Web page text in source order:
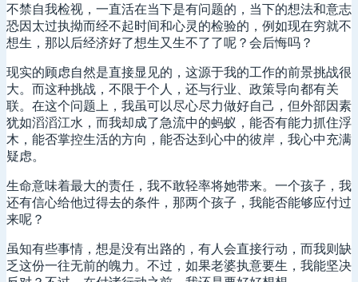
不禁自我检视，一直活在当下是有问题的，当下的想法和意志
恐因太过执拗而经不起时间和心灵的检验的，例如现在穷就不
想生，那以后经济好了想生又生不了了呢？会后悔吗？
现实的顾虑自然是直接显见的，这源于我的工作的前景挑战很
大。而这种挑战，不限于个人，还与行业、政策导向都有关
联。在这个问题上，我虽可以尽心尽力做好自己，但外部因素
犹如滔滔江水，而我却成了急流中的蚂蚁，能否有能力抓住浮
木，能否掌控生活的方向，能否达到心中的彼岸，我心中充满
疑虑。
生命意味着最大的责任，我不敢轻率将她带来。一个孩子，我
还有信心给他过得去的条件，那两个孩子，我能否能够应付过
来呢？
虽知有些事情，想是没有出路的，有人会直接行动，而我则缺
乏这份一往无前的魄力。不过，如果老婆执意要生，我能坚决